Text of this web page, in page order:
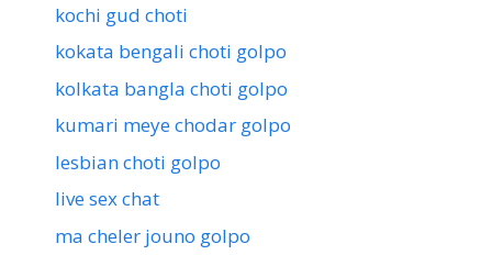
kochi gud choti
kokata bengali choti golpo
kolkata bangla choti golpo
kumari meye chodar golpo
lesbian choti golpo
live sex chat
ma cheler jouno golpo